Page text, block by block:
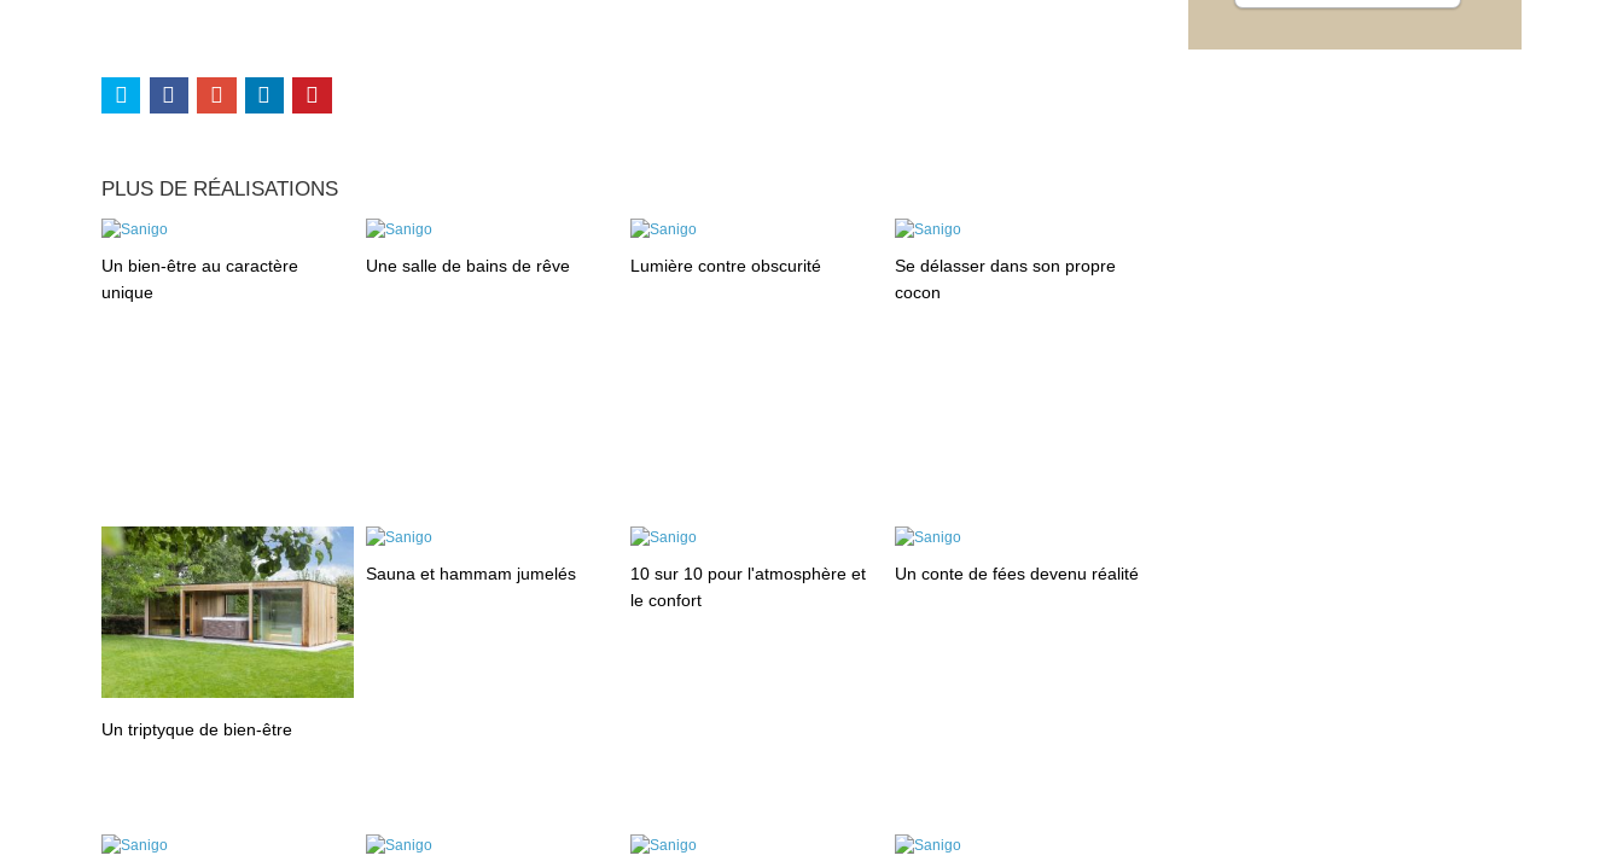
PLUS DE RÉALISATIONS
Un bien-être au caractère
unique
Une salle de bains de rêve Lumière contre obscurité
Se délasser dans son propre
cocon
Un triptyque de bien-être
Sauna et hammam jumelés
10 sur 10 pour l'atmosphère et
le confort
Un conte de fées devenu réalité